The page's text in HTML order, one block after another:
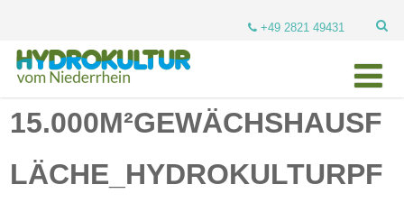
+49 2821 49431
15.000M²GEWÄCHSHAUSF
LÄCHE_HYDROKULTURPF